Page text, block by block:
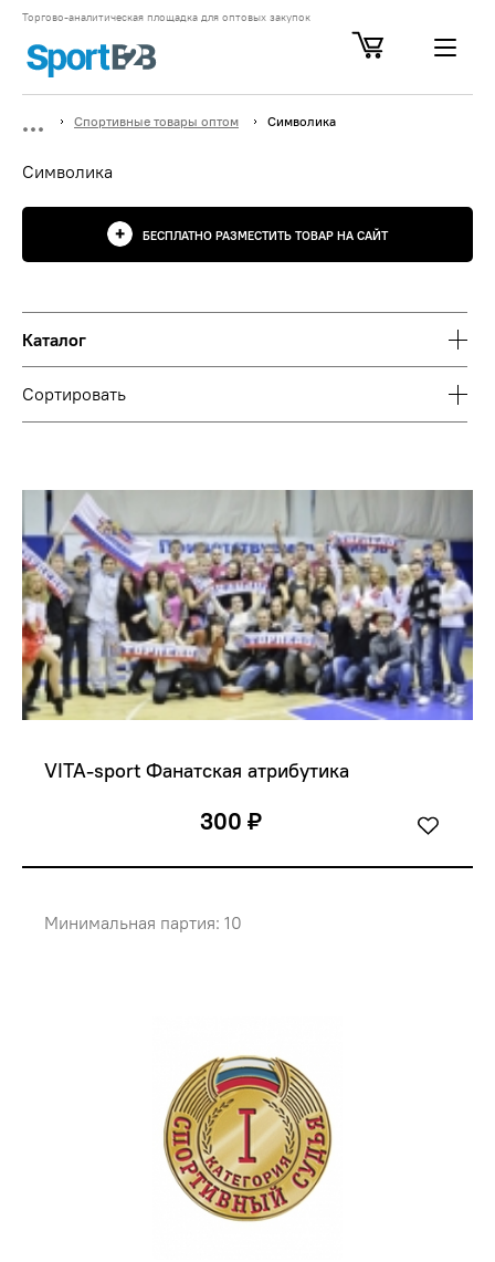
Торгово-аналитическая площадка для оптовых закупок
Спортивные товары оптом Символика
Символика
БЕСПЛАТНО РАЗМЕСТИТЬ ТОВАР НА САЙТ
Каталог
Сортировать
VITA-sport Фанатская атрибутика
300 ₽
Минимальная партия: 10